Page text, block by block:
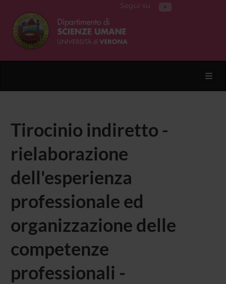
Segui su
Tirocinio indiretto -
rielaborazione
dell'esperienza
professionale ed
organizzazione delle
competenze
professionali -